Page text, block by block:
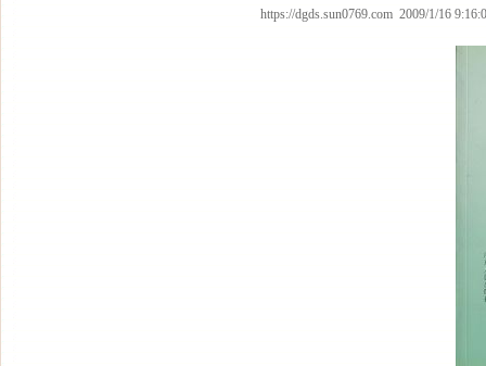
https://dgds.sun0769.com 2009/1/16